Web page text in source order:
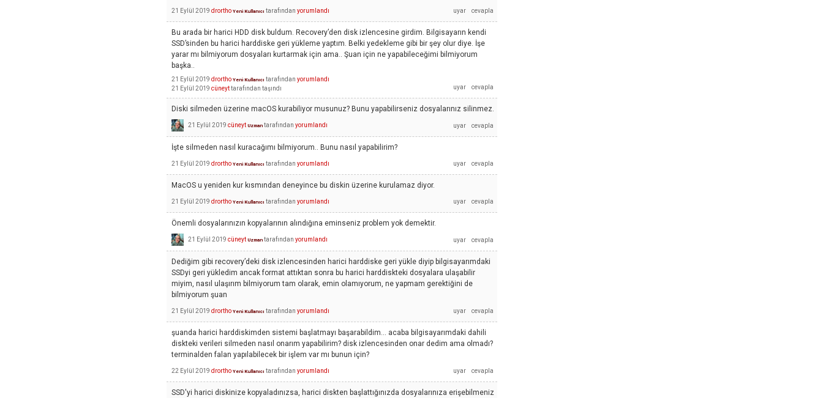
21 Eylül 2019 drortho Yeni Kullanıcı tarafından yorumlandı
Bu arada bir harici HDD disk buldum. Recovery’den disk izlencesine girdim. Bilgisayarın kendi
SSD’sinden bu harici harddiske geri yükleme yaptım. Belki yedekleme gibi bir şey olur diye. İşe
yarar mı bilmiyorum dosyaları kurtarmak için ama.. Şuan için ne yapabileceğimi bilmiyorum
başka..
21 Eylül 2019 drortho Yeni Kullanıcı tarafından yorumlandı
21 Eylül 2019 cüneyttarafından taşındı
Diski silmeden üzerine macOS kurabiliyor musunuz? Bunu yapabilirseniz dosyalarınız silinmez.
21 Eylül 2019 cüneyt Uzman tarafından yorumlandı
İşte silmeden nasıl kuracağımı bilmiyorum.. Bunu nasıl yapabilirim?
21 Eylül 2019 drortho Yeni Kullanıcı tarafından yorumlandı
MacOS u yeniden kur kısmından deneyince bu diskin üzerine kurulamaz diyor.
21 Eylül 2019 drortho Yeni Kullanıcı tarafından yorumlandı
Önemli dosyalarınızın kopyalarının alındığına eminseniz problem yok demektir.
21 Eylül 2019 cüneyt Uzman tarafından yorumlandı
Dediğim gibi recovery’deki disk izlencesinden harici harddiske geri yükle diyip bilgisayarımdaki
SSDyi geri yükledim ancak format attıktan sonra bu harici harddiskteki dosyalara ulaşabilir
miyim, nasıl ulaşırım bilmiyorum tam olarak, emin olamıyorum, ne yapmam gerektiğini de
bilmiyorum şuan
21 Eylül 2019 drortho Yeni Kullanıcı tarafından yorumlandı
şuanda harici harddiskimden sistemi başlatmayı başarabildim... acaba bilgisayarımdaki dahili
diskteki verileri silmeden nasıl onarım yapabilirim? disk izlencesinden onar dedim ama olmadı?
terminalden falan yapılabilecek bir işlem var mı bunun için?
22 Eylül 2019 drortho Yeni Kullanıcı tarafından yorumlandı
SSD'yi harici diskinize kopyaladınızsa, harici diskten başlattığınızda dosyalarınıza erişebilmeniz